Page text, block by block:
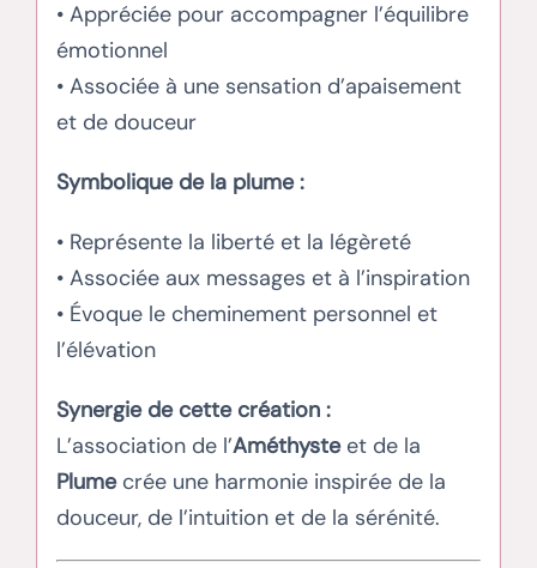
• Appréciée pour accompagner l’équilibre
émotionnel
• Associée à une sensation d’apaisement
et de douceur
Symbolique de la plume :
• Représente la liberté et la légèreté
• Associée aux messages et à l’inspiration
• Évoque le cheminement personnel et
l’élévation
Synergie de cette création :
L’association de l’Améthysteet de la
Plumecrée une harmonie inspirée de la
douceur, de l’intuition et de la sérénité.